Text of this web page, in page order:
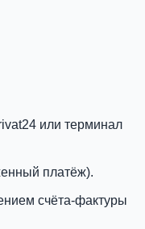
или терминал
платёж).
счёта-фактуры